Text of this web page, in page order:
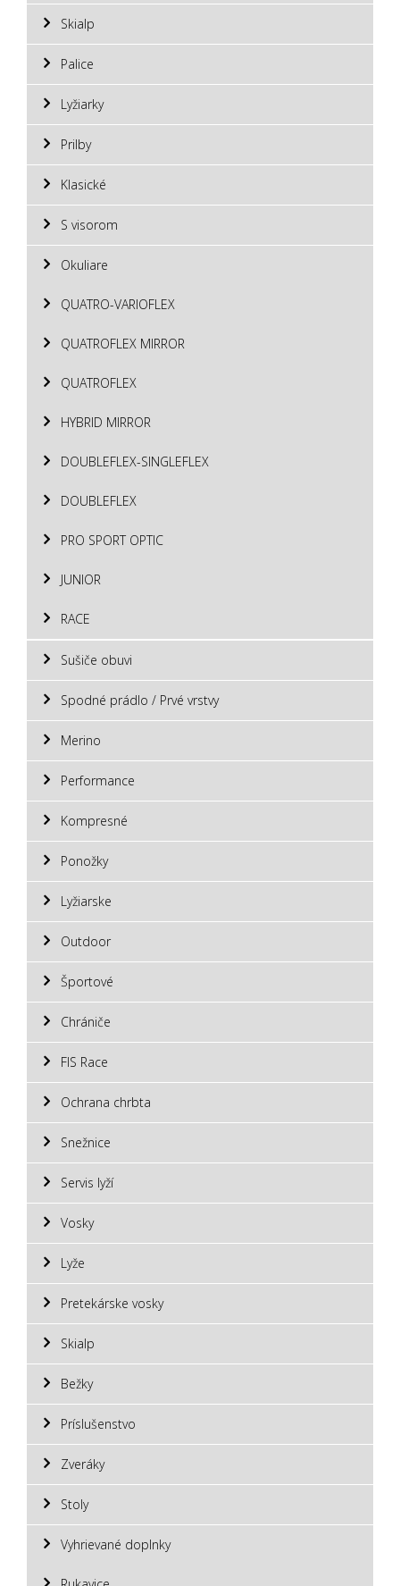
Skialp
Palice
Lyžiarky
Prilby
Klasické
S visorom
Okuliare
QUATRO-VARIOFLEX
QUATROFLEX MIRROR
QUATROFLEX
HYBRID MIRROR
DOUBLEFLEX-SINGLEFLEX
DOUBLEFLEX
PRO SPORT OPTIC
JUNIOR
RACE
Sušiče obuvi
Spodné prádlo / Prvé vrstvy
Merino
Performance
Kompresné
Ponožky
Lyžiarske
Outdoor
Športové
Chrániče
FIS Race
Ochrana chrbta
Snežnice
Servis lyží
Vosky
Lyže
Pretekárske vosky
Skialp
Bežky
Príslušenstvo
Zveráky
Stoly
Vyhrievané doplnky